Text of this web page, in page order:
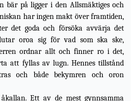
bär på ligger i den Allsmäktiges och
har ingen makt över framtiden,
det goda och försöka avvärja det
oroa sig för vad som ska ske,
ordnar allt och finner ro i det,
att fyllas av lugn. Hennes tillstånd
och både bekymren och oron
Ett av de mest gynnsamma